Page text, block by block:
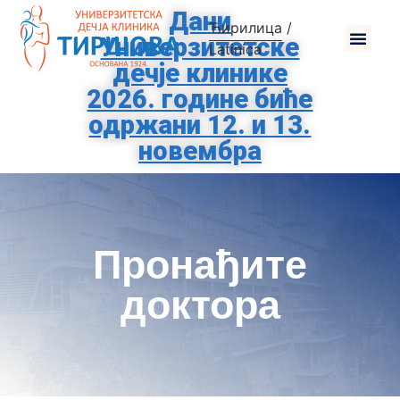
Ћирилица /
Latinica
Дани
Универзитетске
дечје клинике
2026. године биће
одржани 12. и 13.
новембра
Пронађите
доктора